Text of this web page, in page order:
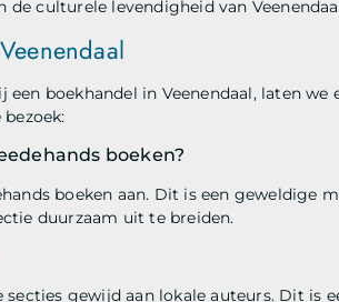
culturele levendigheid van
boekhandel in Veenendaal, laten we
boeken?
boeken aan. Dit is een geweldige
duurzaam uit te breiden.
secties gewijd aan lokale auteurs. Dit is